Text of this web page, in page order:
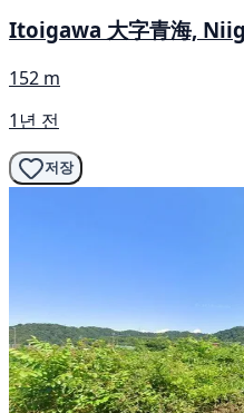
Itoigawa 大字青海,
152 m
1년 전
저장